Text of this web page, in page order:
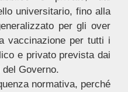
universitario, fino alla
per gli over
vaccinazione per tutti i
e privato prevista dai
Governo.
normativa, perché